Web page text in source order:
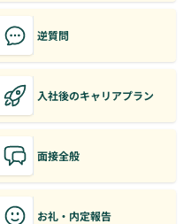
逆質問
入社後のキャリアプラン
面接全般
お礼・内定報告